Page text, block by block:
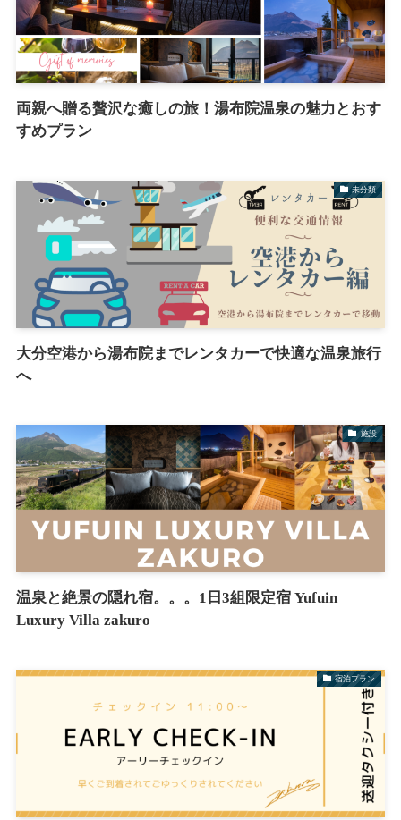
両親へ贈る贅沢な癒しの旅！湯布院温泉の魅力とおす
すめプラン
未分類
大分空港から湯布院までレンタカーで快適な温泉旅行
へ
施設
温泉と絶景の隠れ宿。。。1日3組限定宿 Yufuin
Luxury Villa zakuro
宿泊プラン